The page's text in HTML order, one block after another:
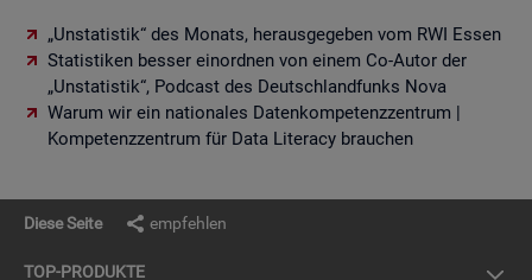
„Unstatistik“ des Monats, herausgegeben vom RWI Essen
Statistiken besser einordnen von einem Co-Autor der
„Unstatistik“, Podcast des Deutschlandfunks Nova
Warum wir ein nationales Datenkompetenzzentrum |
Kompetenzzentrum für Data Literacy brauchen
Diese Seite empfehlen
TOP-PRO­DUK­TE